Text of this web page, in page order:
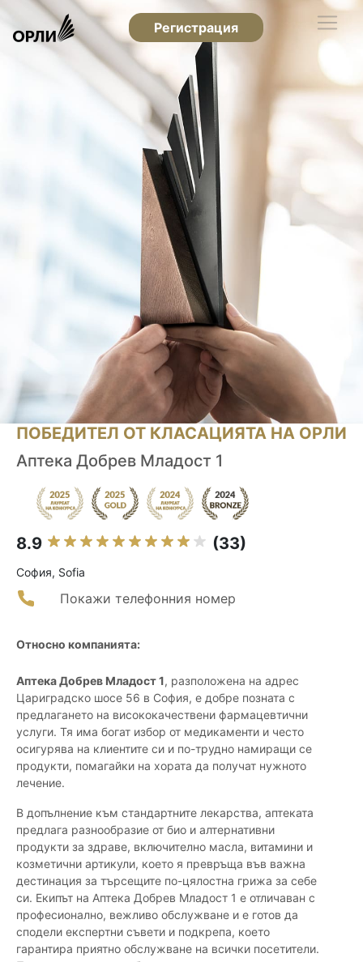
Регистрация
ПОБЕДИТЕЛ ОТ КЛАСАЦИЯТА НА ОРЛИ
Аптека Добрев Младост 1
8.9 (33)
София, Sofia
Покажи телефонния номер
Относно компанията:
Аптека Добрев Младост 1, разположена на адрес
Цариградско шосе 56 в София, е добре позната с
предлагането на висококачествени фармацевтични
услуги. Тя има богат избор от медикаменти и често
осигурява на клиентите си и по-трудно намиращи се
продукти, помагайки на хората да получат нужното
лечение.
В допълнение към стандартните лекарства, аптеката
предлага разнообразие от био и алтернативни
продукти за здраве, включително масла, витамини и
козметични артикули, което я превръща във важна
дестинация за търсещите по-цялостна грижа за себе
си. Екипът на Аптека Добрев Младост 1 е отличаван с
професионално, вежливо обслужване и е готов да
сподели експертни съвети и подкрепа, което
гарантира приятно обслужване на всички посетители.